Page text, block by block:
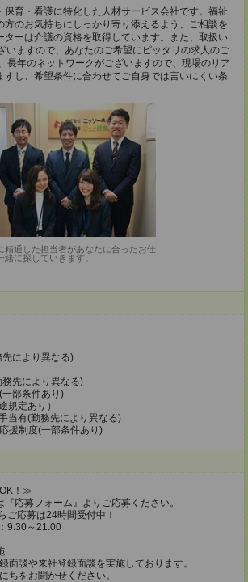
保育・看護に特化した人材サービス会社です。福祉
方のお気持ちにしっかり寄り添えるよう、ご相談を
ターは介護の資格を取得しています。また、取扱い
いますので、あなたのご希望にピッタリの求人のご
長年のネットワークがございますので、現場のリア
すし、希望条件に合わせてご自身では言いにくい条
精通した担当者があなたに合ったお仕
緒に探していきます。
により異なる)
先により異なる)
一部条件あり)
規定あり）
当有(勤務先により異なる)
援制度(一部条件あり)
！≫
『応募フォーム』よりご応募ください。
応募は24時間受付中！
～21:00
面談や来社登録面談を実施しております。
をお聞かせください。